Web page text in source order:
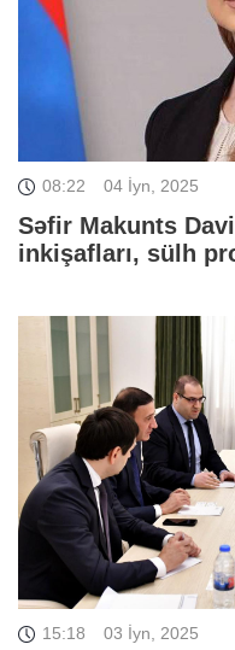
08:22 04 İyn, 2025
Səfir Makunts
inkişafları, sülh
15:18 03 İyn, 2025